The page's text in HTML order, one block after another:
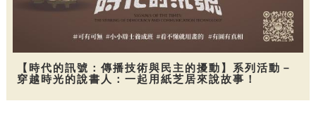
【時代的訊號：傳播技術與民主的擾動】系列活動－
穿越時光的說書人：一起用紙芝居來說故事！